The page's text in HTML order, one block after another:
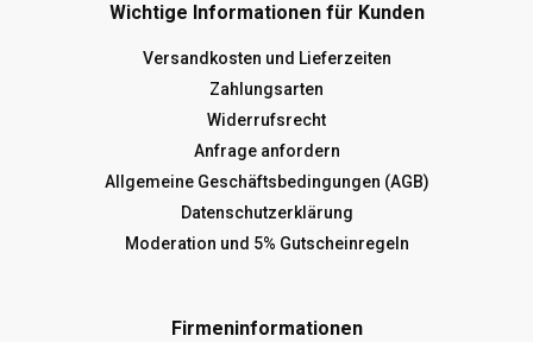
Wichtige Informationen für Kunden
Versandkosten und Lieferzeiten
Zahlungsarten
Widerrufsrecht
Anfrage anfordern
Allgemeine Geschäftsbedingungen (AGB)
Datenschutzerklärung
Moderation und 5% Gutscheinregeln
Firmeninformationen